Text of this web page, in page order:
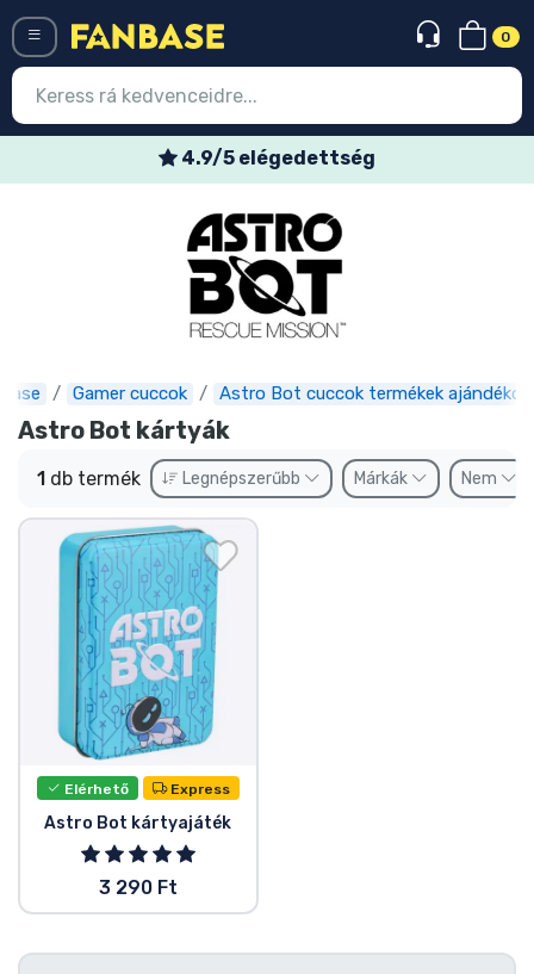
0
4.9/5 elégedettség
Gamer cuccok Astro Bot cuccok termékek ajándékok
Astro Bot kártyák
1 db termék Legnépszerűbb Márkák Nem
Elérhető Express
Astro Bot kártyajáték
3 290 Ft
Legújabb cuccok
Akciós ajánlatok
Express szállítás
Előrendelhető cuccok
Outlet cuccok
Ajándékkártya
Szállítás és fizetés
Sorozatos cuccok
Filmes cuccok
Mesés cuccok
Animés cuccok